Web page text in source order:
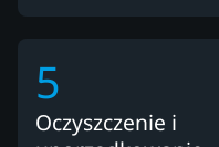
5
Oczyszczenie i